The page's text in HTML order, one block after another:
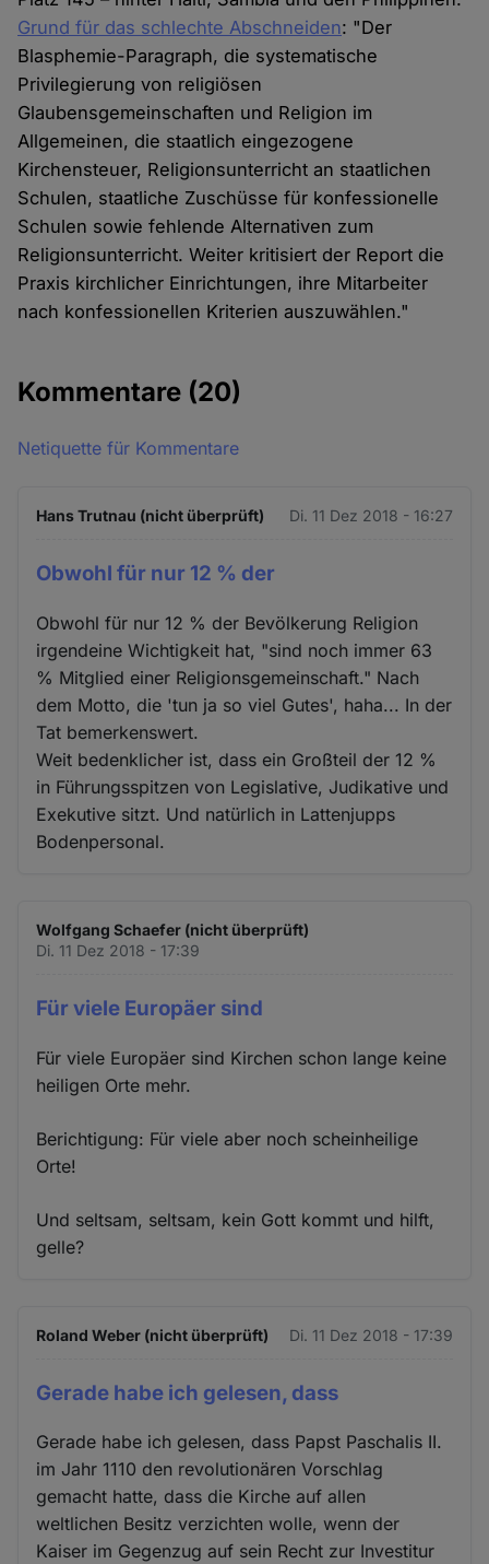
Grund für das schlechte Abschneiden: "Der
Blasphemie-Paragraph, die systematische
Privilegierung von religiösen
Glaubensgemeinschaften und Religion im
Allgemeinen, die staatlich eingezogene
Kirchensteuer, Religionsunterricht an staatlichen
Schulen, staatliche Zuschüsse für konfessionelle
Schulen sowie fehlende Alternativen zum
Religionsunterricht. Weiter kritisiert der Report die
Praxis kirchlicher Einrichtungen, ihre Mitarbeiter
nach konfessionellen Kriterien auszuwählen."
Kommentare (20)
Netiquette für Kommentare
Hans Trutnau (nicht überprüft) Di. 11 Dez 2018 - 16:27
Obwohl für nur 12 % der
Obwohl für nur 12 % der Bevölkerung Religion
irgendeine Wichtigkeit hat, "sind noch immer 63
% Mitglied einer Religionsgemeinschaft." Nach
dem Motto, die 'tun ja so viel Gutes', haha... In der
Tat bemerkenswert.
Weit bedenklicher ist, dass ein Großteil der 12 %
in Führungsspitzen von Legislative, Judikative und
Exekutive sitzt. Und natürlich in Lattenjupps
Bodenpersonal.
Wolfgang Schaefer (nicht überprüft)
Di. 11 Dez 2018 - 17:39
Für viele Europäer sind
Für viele Europäer sind Kirchen schon lange keine
heiligen Orte mehr.
Berichtigung: Für viele aber noch scheinheilige
Orte!
Und seltsam, seltsam, kein Gott kommt und hilft,
gelle?
Roland Weber (nicht überprüft) Di. 11 Dez 2018 - 17:39
Gerade habe ich gelesen, dass
Gerade habe ich gelesen, dass Papst Paschalis II.
im Jahr 1110 den revolutionären Vorschlag
gemacht hatte, dass die Kirche auf allen
weltlichen Besitz verzichten wolle, wenn der
Kaiser im Gegenzug auf sein Recht zur Investitur